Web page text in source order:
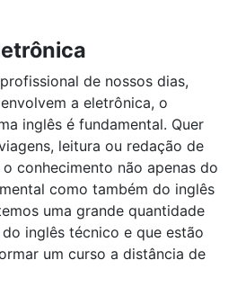
de nossos dias,
a eletrônica, o
inglês é fundamental. Quer
leitura ou redação de
conhecimento não apenas do
como também do inglês
uma grande quantidade
inglês técnico e que estão
um curso a distância de